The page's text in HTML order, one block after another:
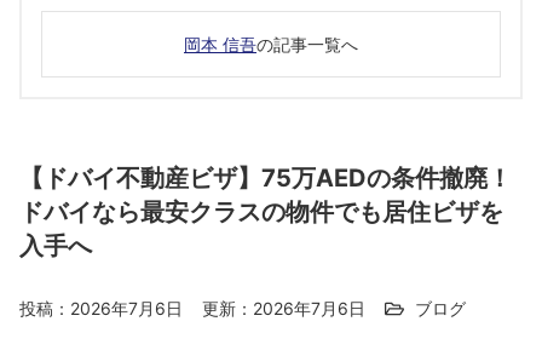
【ドバイ不動産ビザ】75万AEDの条件撤廃！
ドバイなら最安クラスの物件でも居住ビザを
入手へ
投稿：2026年7月6日 更新：2026年7月6日 ブログ
岡本 信吾の記事一覧へ